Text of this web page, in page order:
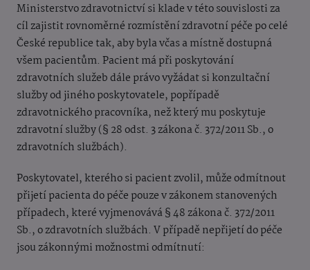
Ministerstvo zdravotnictví si klade v této souvislosti za
cíl zajistit rovnoměrné rozmístění zdravotní péče po celé
České republice tak, aby byla včas a místně dostupná
všem pacientům. Pacient má při poskytování
zdravotních služeb dále právo vyžádat si konzultační
služby od jiného poskytovatele, popřípadě
zdravotnického pracovníka, než který mu poskytuje
zdravotní služby (§ 28 odst. 3 zákona č. 372/2011 Sb., o
zdravotních službách).
Poskytovatel, kterého si pacient zvolil, může odmítnout
přijetí pacienta do péče pouze v zákonem stanovených
případech, které vyjmenovává § 48 zákona č. 372/2011
Sb., o zdravotních službách. V případě nepřijetí do péče
jsou zákonnými možnostmi odmítnutí: